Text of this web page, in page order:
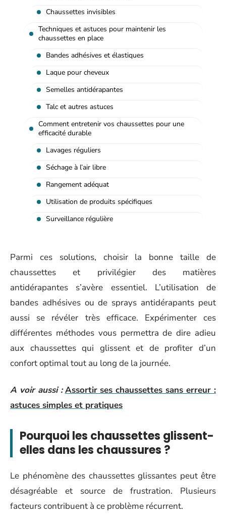
Chaussettes invisibles
Techniques et astuces pour maintenir les
chaussettes en place
Bandes adhésives et élastiques
Laque pour cheveux
Semelles antidérapantes
Talc et autres astuces
Comment entretenir vos chaussettes pour une
efficacité durable
Lavages réguliers
Séchage à l’air libre
Rangement adéquat
Utilisation de produits spécifiques
Surveillance régulière
Parmi ces solutions, choisir la bonne taille de
chaussettes et privilégier des matières
antidérapantes s’avère essentiel. L’utilisation de
bandes adhésives ou de sprays antidérapants peut
aussi se révéler très efficace. Expérimenter ces
différentes méthodes vous permettra de dire adieu
aux chaussettes qui glissent et de profiter d’un
confort optimal tout au long de la journée.
A voir aussi : Assortir ses chaussettes sans erreur :
astuces simples et pratiques
Pourquoi les chaussettes glissent-
elles dans les chaussures ?
Le phénomène des chaussettes glissantes peut être
désagréable et source de frustration. Plusieurs
facteurs contribuent à ce problème récurrent.